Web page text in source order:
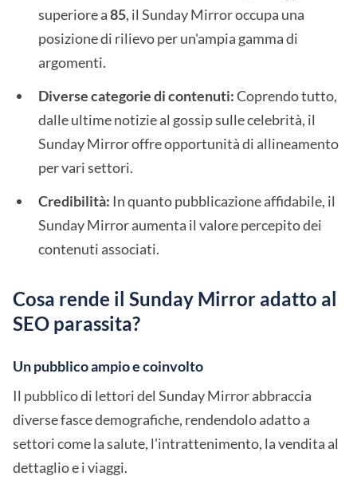
superiore a85, il Sunday Mirror occupa una
posizione di rilievo per un'ampia gamma di
argomenti.
Diverse categorie di contenuti:Coprendo tutto,
dalle ultime notizie al gossip sulle celebrità, il
Sunday Mirror offre opportunità di allineamento
per vari settori.
Credibilità: In quanto pubblicazione affidabile, il
Sunday Mirror aumenta il valore percepito dei
contenuti associati.
Cosa rende il Sunday Mirror adatto al
SEO parassita?
Un pubblico ampio e coinvolto
Il pubblico di lettori del Sunday Mirror abbraccia
diverse fasce demografiche, rendendolo adatto a
settori come la salute, l'intrattenimento, la vendita al
dettaglio e i viaggi.